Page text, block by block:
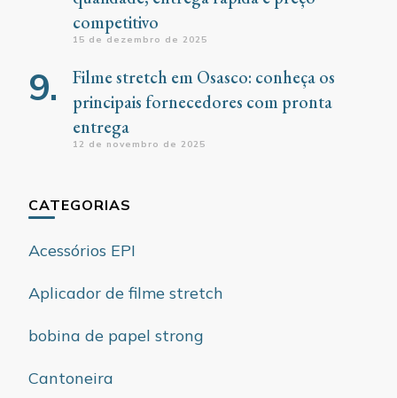
competitivo
15 de dezembro de 2025
Filme stretch em Osasco: conheça os
principais fornecedores com pronta
entrega
12 de novembro de 2025
CATEGORIAS
Acessórios EPI
Aplicador de filme stretch
bobina de papel strong
Cantoneira